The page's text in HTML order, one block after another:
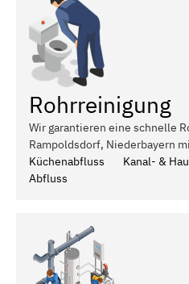
Rohrreinigung
Wir garantieren eine schnelle
Rampoldsdorf, Niederbayern
Küchenabfluss
Kanal- &
Abfluss